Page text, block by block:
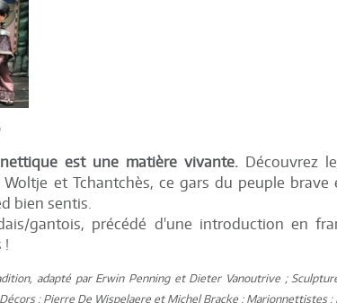
est une matière vivante. Découvrez
et Tchantchès, ce gars du peuple
bien sentis.
gantois, précédé d'une introduction en
!
adapté par Erwin Penning et Dieter Vanoutrive ;
: Pierre De Wispelaere et Michel Bracke ; Marionnettistes :